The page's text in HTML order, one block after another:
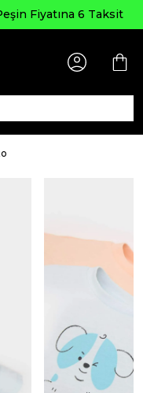
Fiyatına 6 Taksit